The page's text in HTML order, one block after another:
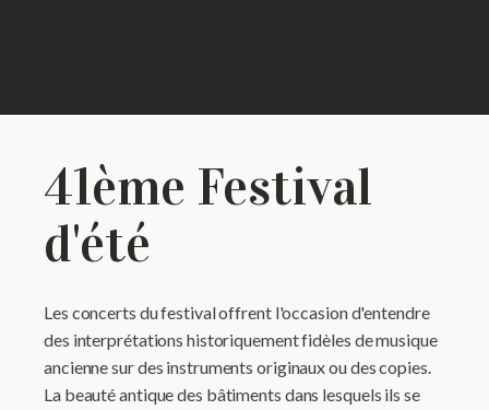
41ème Festival
d'été
Les concerts du festival offrent l'occasion d'entendre
des interprétations historiquement fidèles de musique
ancienne sur des instruments originaux ou des copies.
La beauté antique des bâtiments dans lesquels ils se